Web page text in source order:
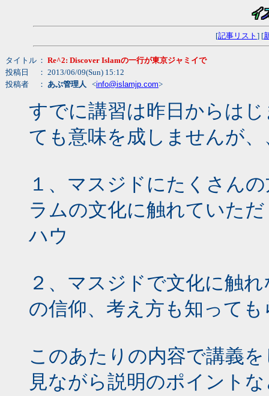
[記事リスト ] [
タイトル ： Re^2: Discover Islamの一行が東京ジャミイで
投稿日
： 2013/06/09(Sun) 15:12
投稿者
： あぶ管理人 <info@islamjp.com>
すでに講習は昨日からは
ても意味を成しませんが、
１、マスジドにたくさん
ラムの文化に触れていた
ハウ
２、マスジドで文化に触
の信仰、考え方も知って
このあたりの内容で講義
見ながら説明のポイント